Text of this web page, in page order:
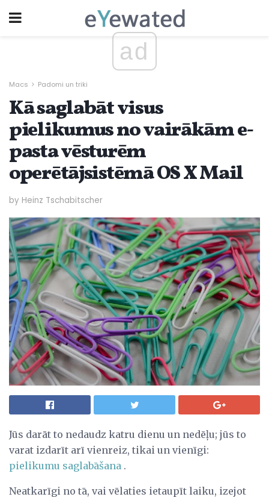
ad
Macs Padomi un triki
Kā saglabāt visus
pielikumus no vairākām e-
pasta vēsturēm
operētājsistēmā OS X Mail
by Heinz Tschabitscher
Jūs darāt to nedaudz katru dienu un nedēļu; jūs to
varat izdarīt arī vienreiz, tikai un vienīgi:
pielikumu saglabāšana .
Neatkarīgi no tā, vai vēlaties ietaupīt laiku, izejot